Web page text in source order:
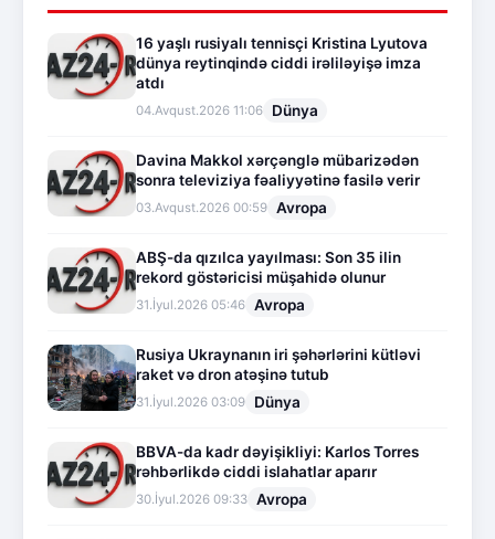
16 yaşlı rusiyalı tennisçi Kristina Lyutova
dünya reytinqində ciddi irəliləyişə imza
atdı
04.Avqust.2026 11:06 Dünya
Davina Makkol xərçənglə mübarizədən
sonra televiziya fəaliyyətinə fasilə verir
03.Avqust.2026 00:59 Avropa
ABŞ-da qızılca yayılması: Son 35 ilin
rekord göstəricisi müşahidə olunur
31.İyul.2026 05:46 Avropa
Rusiya Ukraynanın iri şəhərlərini kütləvi
raket və dron atəşinə tutub
31.İyul.2026 03:09 Dünya
BBVA-da kadr dəyişikliyi: Karlos Torres
rəhbərlikdə ciddi islahatlar aparır
30.İyul.2026 09:33 Avropa